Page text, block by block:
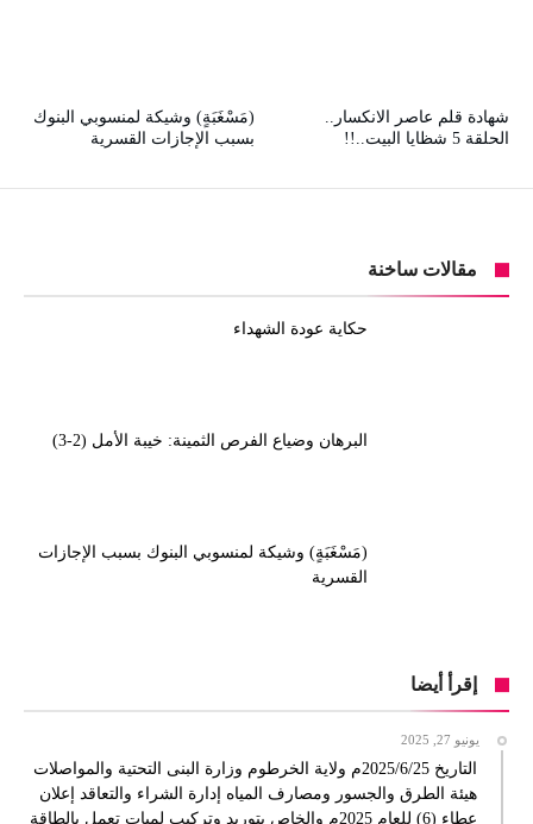
(مَسْغَبَةٍ) وشيكة لمنسوبي البنوك
بسبب الإجازات القسرية
شهادة قلم عاصر الانكسار..
الحلقة 5 شظايا البيت..!!
مقالات ساخنة
حكاية عودة الشهداء
البرهان وضياع الفرص الثمينة: خيبة الأمل (2-3)
(مَسْغَبَةٍ) وشيكة لمنسوبي البنوك بسبب الإجازات
القسرية
إقرأ أيضا
يونيو 27, 2025
التاريخ 2025/6/25م ولاية الخرطوم وزارة البنى التحتية والمواصلات
هيئة الطرق والجسور ومصارف المياه إدارة الشراء والتعاقد إعلان
عطاء (6) للعام 2025م والخاص بتوريد وتركيب لمبات تعمل بالطاقة